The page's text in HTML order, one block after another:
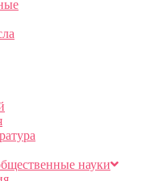
науки